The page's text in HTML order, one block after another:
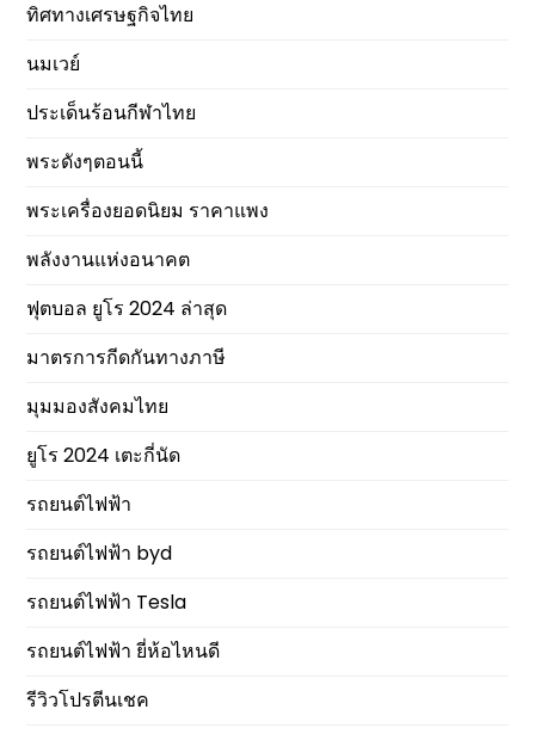
ทิศทางเศรษฐกิจไทย
นมเวย์
ประเด็นร้อนกีฬาไทย
พระดังๆตอนนี้
พระเครื่องยอดนิยม ราคาแพง
พลังงานแห่งอนาคต
ฟุตบอล ยูโร 2024 ล่าสุด
มาตรการกีดกันทางภาษี
มุมมองสังคมไทย
ยูโร 2024 เตะกี่นัด
รถยนต์ไฟฟ้า
รถยนต์ไฟฟ้า byd
รถยนต์ไฟฟ้า Tesla
รถยนต์ไฟฟ้า ยี่ห้อไหนดี
รีวิวโปรตีนเชค